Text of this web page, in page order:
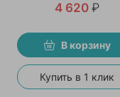
4 620 ₽
В корзину
Купить в 1 клик